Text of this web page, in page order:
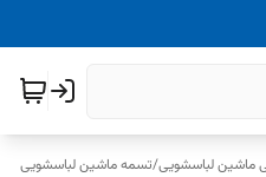
ماشین لباسشویی/تسمه ماشین لباسشویی